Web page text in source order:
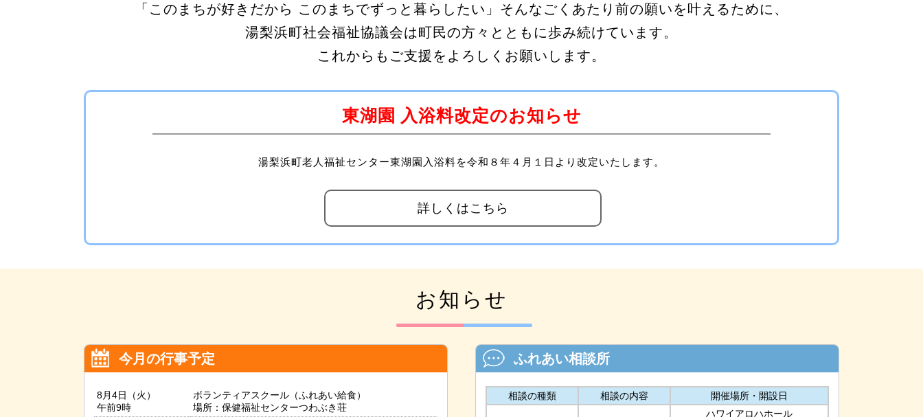
「このまちが好きだから このまちでずっと暮らしたい」そんなごくあたり前の願いを叶えるために、
湯梨浜町社会福祉協議会は町民の方々とともに歩み続けています。
これからもご支援をよろしくお願いします。
東湖園 入浴料改定のお知らせ
湯梨浜町老人福祉センター東湖園入浴料を令和８年４月１日より改定いたします。
詳しくはこちら
お知らせ
今月の行事予定
8月4日（火）
午前9時
ボランティアスクール（ふれあい給食）
場所：保健福祉センターつわぶき荘
ふれあい相談所
相談の種類 相談の内容 開催場所・開設日
ハワイアロハホール